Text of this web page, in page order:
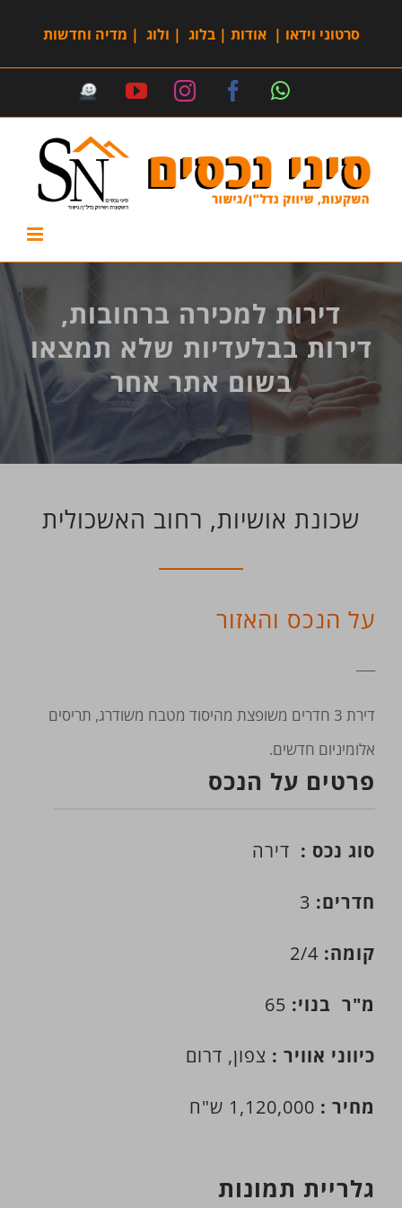
סרטוני וידאו |אודות |בלוג | ולוג | מדיה וחדשות
דירות למכירה ברחובות,
דירות בבלעדיות שלא תמצאו
בשום אתר אחר
שכונת אושיות, רחוב האשכולית
על הנכס והאזור
דירת 3 חדרים משופצת מהיסוד מטבח משודרג, תריסים
אלומיניום חדשים.
פרטים על הנכס
סוג נכס : דירה
חדרים:
קומה:
מ"ר בנוי: 65
כיווני אוויר : צפון, דרום
מחיר : 1,120,000 ש"ח
גלריית תמונות